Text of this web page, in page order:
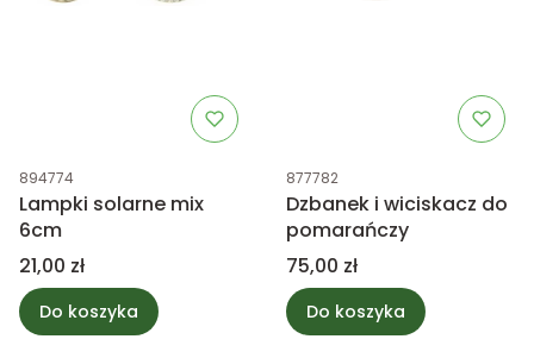
Kod produktu
894774
Lampki solarne mix
6cm
Cena
21,00 zł
Do koszyka
Kod produktu
877782
Dzbanek i wiciskacz do
pomarańczy
Cena
75,00 zł
Do koszyka